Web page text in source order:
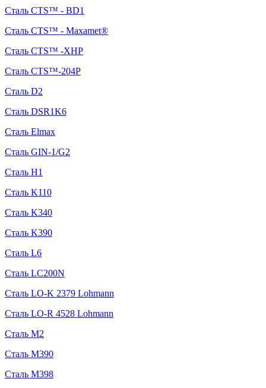
Сталь CTS™ - BD1
Сталь CTS™ - Maxamet®
Сталь CTS™ -XHP
Сталь CTS™-204P
Сталь D2
Сталь DSR1K6
Сталь Elmax
Сталь GIN-1/G2
Сталь H1
Сталь K110
Сталь K340
Сталь K390
Сталь L6
Сталь LC200N
Сталь LO-K 2379 Lohmann
Сталь LO-R 4528 Lohmann
Сталь M2
Сталь M390
Сталь M398